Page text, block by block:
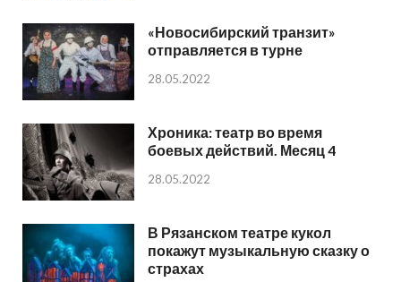
«Новосибирский транзит»
отправляется в турне
28.05.2022
Хроника: театр во время
боевых действий. Месяц 4
28.05.2022
В Рязанском театре кукол
покажут музыкальную сказку о
страхах